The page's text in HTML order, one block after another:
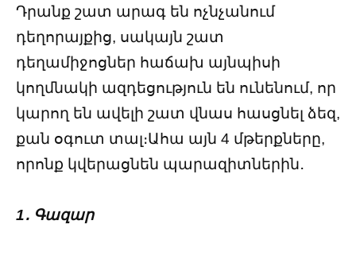
Դրանք շատ արագ են ոչնչանում
դեղորայքից, սակայն շատ
դեղամիջոցներ հաճախ այնպիսի
կողմնակի ազդեցություն են ունենում, որ
կարող են ավելի շատ վնաս հասցնել ձեզ,
քան օգուտ տալ։Ահա այն 4 մթերքները,
որոնք կվերացնեն պարազիտներին․
1․ Գազար